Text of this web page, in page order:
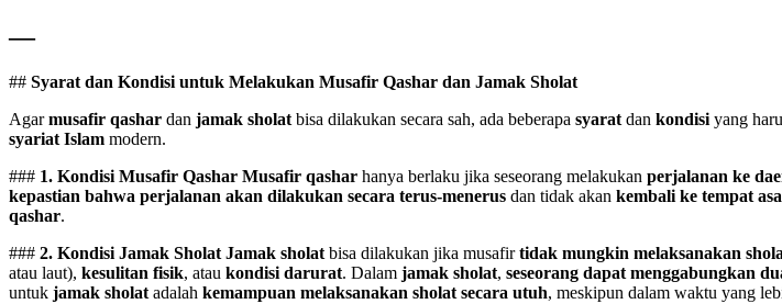
—
## Syarat dan Kondisi untuk Melakukan Musafir Qashar dan Jamak Sholat
Agarmusafir qashar dan jamak sholatbisa dilakukan secara sah, ada beberapa syaratdan kondisiyang
syariat Islam modern.
### 1. Kondisi Musafir Qashar Musafir qashar hanya berlaku jika seseorang melakukan perjalanan ke
kepastian bahwa perjalanan akan dilakukan secara terus-menerus dan tidak akan kembali ke tempat
qashar.
### 2. Kondisi Jamak Sholat Jamak sholatbisa dilakukan jika musafirtidak mungkin melaksanakan
atau laut), kesulitan fisik, atau kondisi darurat. Dalam jamak sholat, seseorang dapat menggabungkan
untuk jamak sholatadalah kemampuan melaksanakan sholat secara utuh, meskipun dalam waktu yang